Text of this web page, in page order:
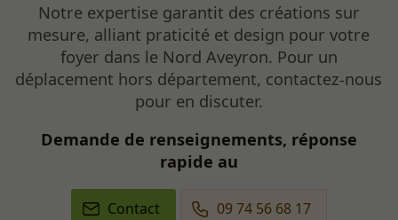
Notre expertise garantit des créations sur
mesure, alliant praticité et design pour votre
foyer dans le Nord Aveyron. Pour un
déplacement hors département, contactez-nous
pour en discuter.
Demande de renseignements, réponse
rapide au
Contact 09 74 56 68 17